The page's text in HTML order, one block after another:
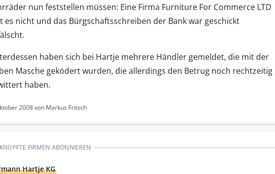
nun feststellen müssen: Eine Firma Furniture For Commerce LTD
es nicht und das Bürgschaftsschreiben der Bank war geschickt
haben sich bei Hartje mehrere Händler gemeldet, die mit der
Masche geködert wurden, die allerdings den Betrug noch rechtzeitig
haben.
2008von Markus Fritsch
FIRMEN ABONNIEREN
Hartje KG